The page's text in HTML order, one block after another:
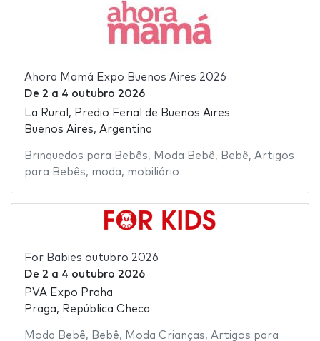
Ahora Mamá Expo Buenos Aires 2026
De 2 a 4 outubro 2026
La Rural, Predio Ferial de Buenos Aires
Buenos Aires, Argentina
Brinquedos para Bebês, Moda Bebê, Bebê, Artigos
para Bebês, moda, mobiliário
For Babies outubro 2026
De 2 a 4 outubro 2026
PVA Expo Praha
Praga, República Checa
Moda Bebê, Bebê, Moda Crianças, Artigos para